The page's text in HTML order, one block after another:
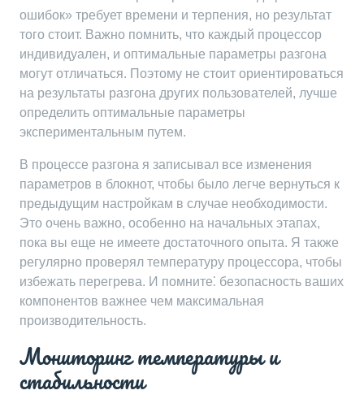
ошибок» требует времени и терпения, но результат
того стоит. Важно помнить, что каждый процессор
индивидуален, и оптимальные параметры разгона
могут отличаться. Поэтому не стоит ориентироваться
на результаты разгона других пользователей, лучше
определить оптимальные параметры
экспериментальным путем.
В процессе разгона я записывал все изменения
параметров в блокнот, чтобы было легче вернуться к
предыдущим настройкам в случае необходимости.
Это очень важно, особенно на начальных этапах,
пока вы еще не имеете достаточного опыта. Я также
регулярно проверял температуру процессора, чтобы
избежать перегрева. И помните⁚ безопасность ваших
компонентов важнее чем максимальная
производительность.
Мониторинг температуры и
стабильности